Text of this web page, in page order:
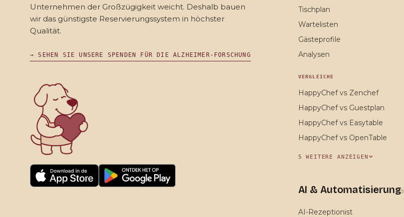
Unternehmen der Großzügigkeit weicht. Deshalb bauen
wir das günstigste Reservierungssystem in höchster
Qualität.
→ SEHEN SIE UNSERE SPENDEN FÜR DIE ALZHEIMER-FORSCHUNG
Tischplan
Wartelisten
Gästeprofile
Analysen
VERGLEICHE
HappyChef vs Zenchef
HappyChef vs Guestplan
HappyChef vs Easytable
HappyChef vs OpenTable
5 WEITERE ANZEIGEN
AI & Automatisierung5
AI-Rezeptionist